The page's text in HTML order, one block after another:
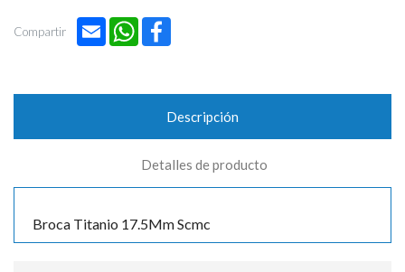
Compartir Email WhatsApp
Descripción
Detalles de producto
Broca Titanio 17.5Mm Scmc